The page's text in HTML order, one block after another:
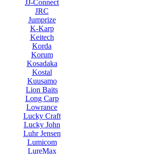
JJ-Connect
JRC
Jumprize
K-Karp
Keitech
Korda
Korum
Kosadaka
Kostal
Kuusamo
Lion Baits
Long Carp
Lowrance
Lucky Craft
Lucky John
Luhr Jensen
Lumicom
LureMax